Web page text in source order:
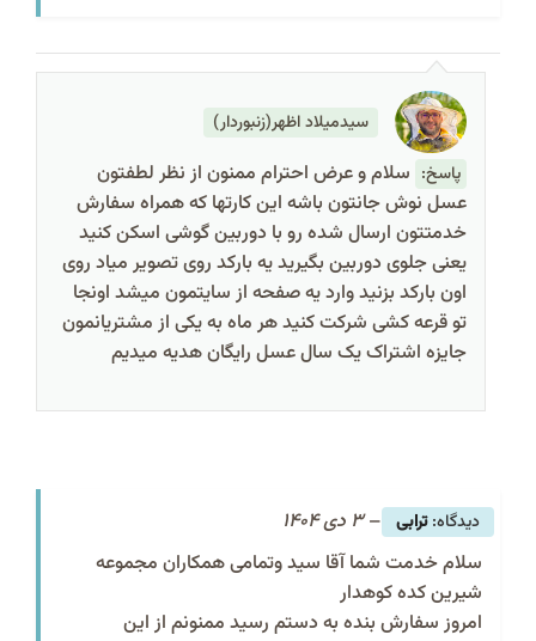
سیدمیلاد اظهر(زنبوردار)
پاسخ: سلام و عرض احترام ممنون از نظر لطفتون
عسل نوش جانتون باشه این کارتها که همراه سفارش
خدمتتون ارسال شده رو با دوربین گوشی اسکن کنید
یعنی جلوی دوربین بگیرید یه بارکد روی تصویر میاد روی
اون بارکد بزنید وارد یه صفحه از سایتمون میشد اونجا
تو قرعه کشی شرکت کنید هر ماه به یکی از مشتریانمون
جایزه اشتراک یک سال عسل رایگان هدیه میدیم
ترابی – 3 دی 1404
سلام خدمت شما آقا سید وتمامی همکاران مجموعه
شیرین کده کوهدار
امروز سفارش بنده به دستم رسید ممنونم از این